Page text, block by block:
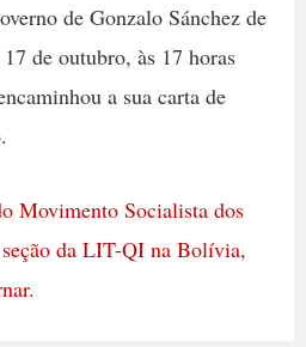
de Gonzalo Sánchez de
de outubro, às 17 horas
a sua carta de
Movimento Socialista dos
da LIT-QI na Bolívia,